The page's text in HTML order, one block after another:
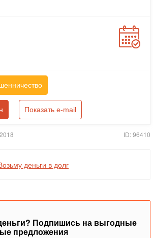
Показать e-mail
ID: 96410
деньги в долг
Подпишись на выгодные
предложения